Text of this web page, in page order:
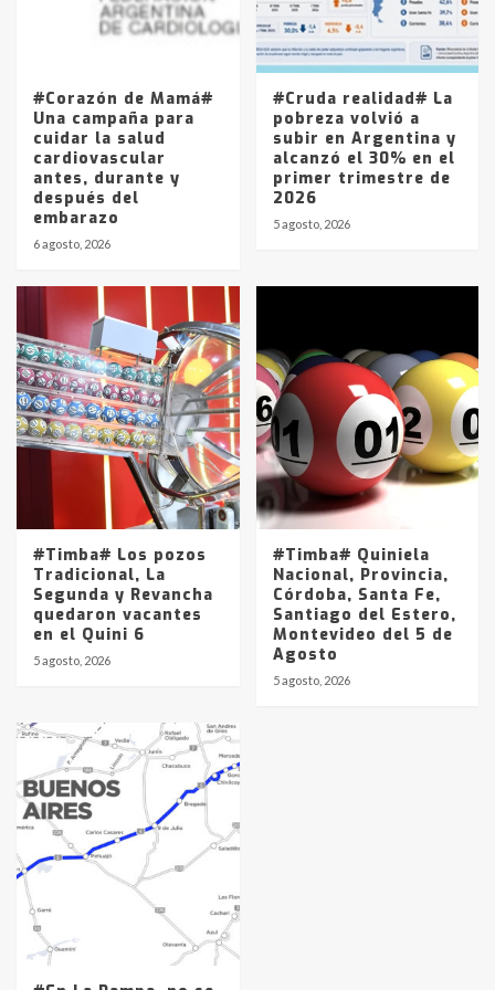
Los precios de los combustibles en
La Pampa, desde YPF hasta Axion
entre 857 a 1338 pesos
#Corazón de Mamá#
Una campaña para
cuidar la salud
cardiovascular
antes, durante y
después del
embarazo
6 agosto, 2026
#Cruda realidad# La
pobreza volvió a
subir en Argentina y
alcanzó el 30% en el
primer trimestre de
2026
5 agosto, 2026
#Timba# Los pozos
Tradicional, La
Segunda y Revancha
quedaron vacantes
en el Quini 6
5 agosto, 2026
#Timba# Quiniela
Nacional, Provincia,
Córdoba, Santa Fe,
Santiago del Estero,
Montevideo del 5 de
Agosto
5 agosto, 2026